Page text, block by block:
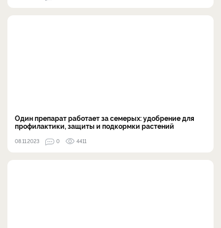
Один препарат работает за семерых: удобрение для
профилактики, защиты и подкормки растений
08.11.2023 0 4411